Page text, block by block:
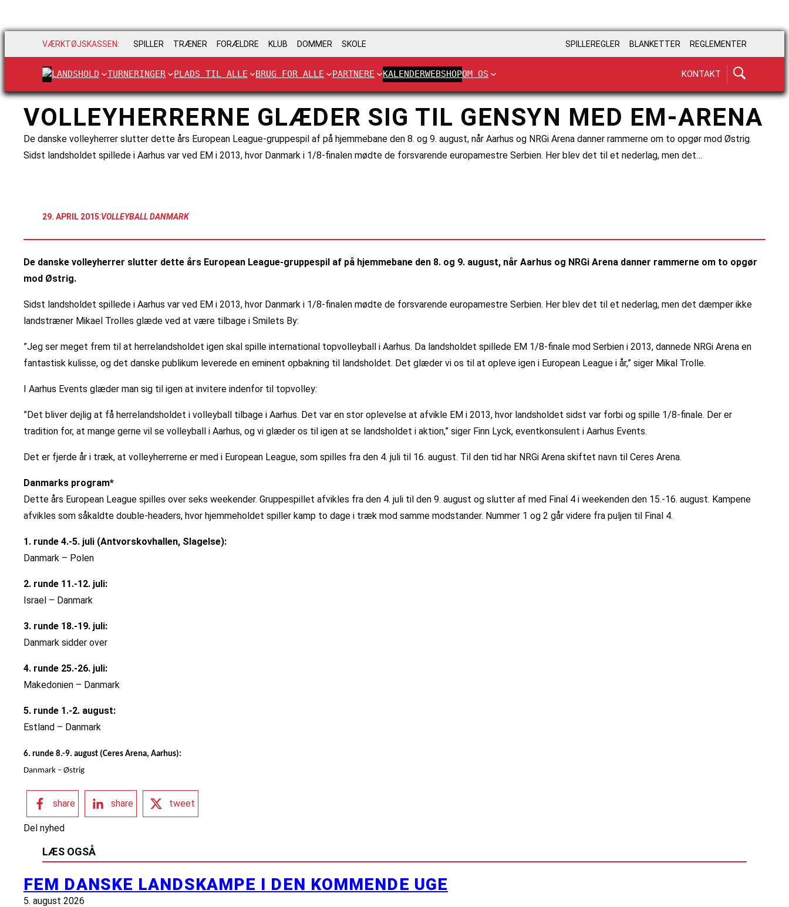
VÆRKTØJSKASSEN: SPILLER TRÆNER FORÆLDRE KLUB DOMMER SKOLE SPILLEREGLER BLANKETTER REGLEMENTER
LANDSHOLD TURNERINGER PLADS TIL ALLE BRUG FOR ALLE PARTNERE KALENDERWEBSHOPOM OS KONTAKT
VOLLEYHERRERNE GLÆDER SIG TIL GENSYN MED EM-ARENA
De danske volleyherrer slutter dette års European League-gruppespil af på hjemmebane den 8. og 9. august, når Aarhus og NRGi Arena danner rammerne om to opgør mod Østrig.
Sidst landsholdet spillede i Aarhus var ved EM i 2013, hvor Danmark i 1/8-finalen mødte de forsvarende europamestre Serbien. Her blev det til et nederlag, men det…
29. APRIL 2015:VOLLEYBALL DANMARK
De danske volleyherrer slutter dette års European League-gruppespil af på hjemmebane den 8. og 9. august, når Aarhus og NRGi Arena danner rammerne om to opgør
mod Østrig.
Sidst landsholdet spillede i Aarhus var ved EM i 2013, hvor Danmark i 1/8-finalen mødte de forsvarende europamestre Serbien. Her blev det til et nederlag, men det dæmper ikke
landstræner Mikael Trolles glæde ved at være tilbage i Smilets By:
”Jeg ser meget frem til at herrelandsholdet igen skal spille international topvolleyball i Aarhus. Da landsholdet spillede EM 1/8-finale mod Serbien i 2013, dannede NRGi Arena en
fantastisk kulisse, og det danske publikum leverede en eminent opbakning til landsholdet. Det glæder vi os til at opleve igen i European League i år,” siger Mikal Trolle.
I Aarhus Events glæder man sig til igen at invitere indenfor til topvolley:
”Det bliver dejlig at få herrelandsholdet i volleyball tilbage i Aarhus. Det var en stor oplevelse at afvikle EM i 2013, hvor landsholdet sidst var forbi og spille 1/8-finale. Der er
tradition for, at mange gerne vil se volleyball i Aarhus, og vi glæder os til igen at se landsholdet i aktion,” siger Finn Lyck, eventkonsulent i Aarhus Events.
Det er fjerde år i træk, at volleyherrerne er med i European League, som spilles fra den 4. juli til 16. august. Til den tid har NRGi Arena skiftet navn til Ceres Arena.
Danmarks program*
Dette års European League spilles over seks weekender. Gruppespillet afvikles fra den 4. juli til den 9. august og slutter af med Final 4 i weekenden den 15.-16. august. Kampene
afvikles som såkaldte double-headers, hvor hjemmeholdet spiller kamp to dage i træk mod samme modstander. Nummer 1 og 2 går videre fra puljen til Final 4.
1. runde 4.-5. juli (Antvorskovhallen, Slagelse):
Danmark – Polen
2. runde 11.-12. juli:
Israel – Danmark
3. runde 18.-19. juli:
Danmark sidder over
4. runde 25.-26. juli:
Makedonien – Danmark
5. runde 1.-2. august:
Estland – Danmark
6. runde 8.-9. august (Ceres Arena, Aarhus):
Danmark – Østrig
share share tweet
Del nyhed
LÆS OGSÅ
FEM DANSKE LANDSKAMPE I DEN KOMMENDE UGE
5. august 2026